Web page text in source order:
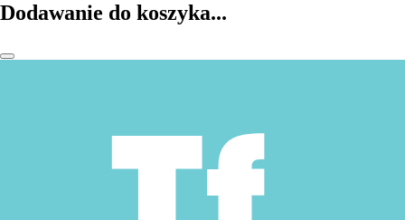
Dodawanie do koszyka...